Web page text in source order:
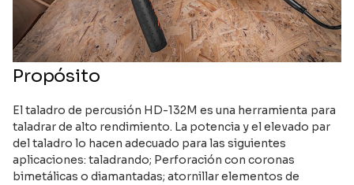
Propósito
El taladro de percusión HD-132M es una herramienta para
taladrar de alto rendimiento. La potencia y el elevado par
del taladro lo hacen adecuado para las siguientes
aplicaciones: taladrando; Perforación con coronas
bimetálicas o diamantadas; atornillar elementos de